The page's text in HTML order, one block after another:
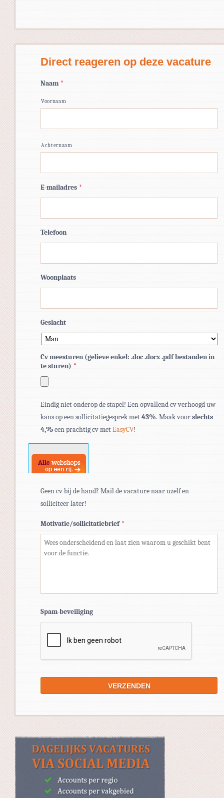
Direct reageren op deze vacature
Naam *
Voornaam
Achternaam
E-mailadres *
Telefoon
Woonplaats
Geslacht
Cv meesturen (gelieve enkel: .doc .docx .pdf bestanden in
te sturen) *
bestandstypen:
pdf,
doc,
docx.
Eindig niet onderop de stapel! Een opvallend cv verhoogd uw
kans op een sollicitatiegesprek met43%. Maak voorslechts
4,95een prachtig cv metEasyCV!
Geen cv bij de hand? Mail de vacature naar uzelf en
solliciteer later!
Motivatie/sollicitatiebrief *
Spam-beveiliging